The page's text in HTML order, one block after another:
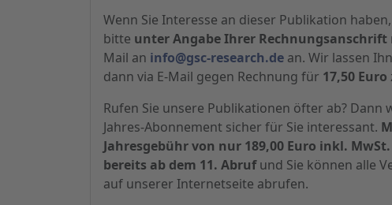
Wenn Sie Interesse an dieser Publikation
bitte unter Angabe Ihrer Rechnungsanschrift
Mail an info@gsc-research.de an. Wir lassen
dann via E-Mail gegen Rechnung für 17,50 Euro
Rufen Sie unsere Publikationen öfter ab? Dann
Jahres-Abonnement sicher für Sie interessant.
Jahresgebühr von nur 189,00 Euro inkl.
bereits ab dem 11. Abrufund Sie können alle
auf unserer Internetseite abrufen.